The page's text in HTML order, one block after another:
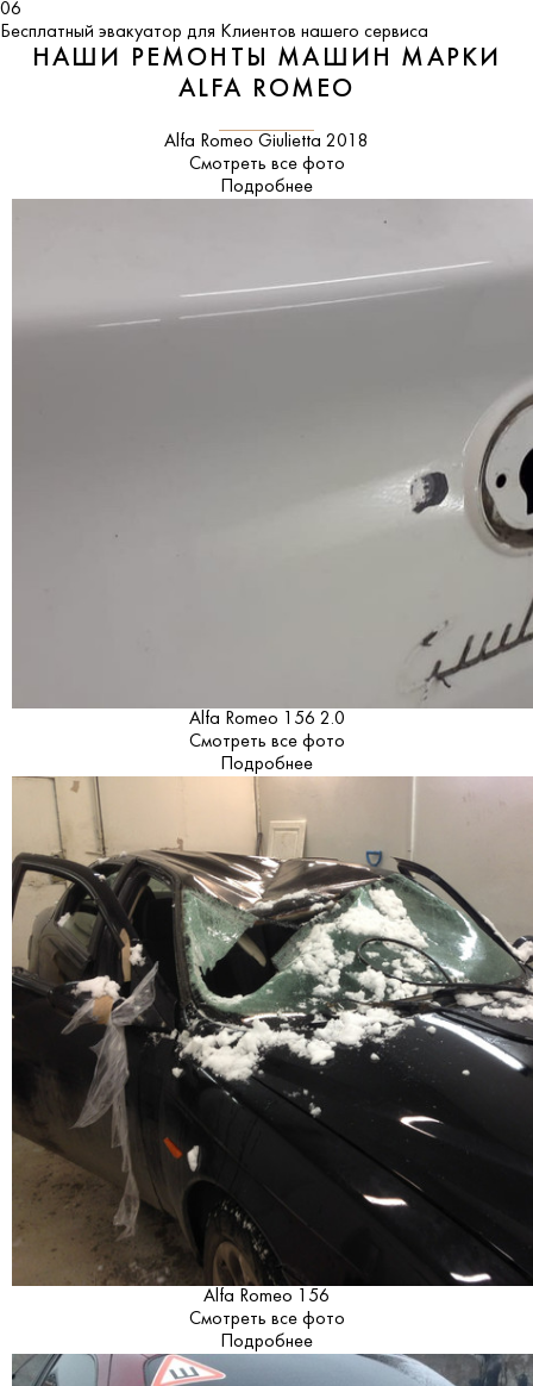
06
Бесплатный эвакуатор для Клиентов нашего сервиса
НАШИ РЕМОНТЫ МАШИН МАРКИ
ALFA ROMEO
Alfa Romeo Giulietta 2018
Смотреть все фото
Подробнее
Alfa Romeo 156 2.0
Смотреть все фото
Подробнее
Alfa Romeo 156
Смотреть все фото
Подробнее